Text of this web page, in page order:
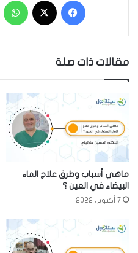
مقالات ذات صلة
ماهي أسباب وطرق علاج الماء
البيضاء في العين ؟
7 أكتوبر، 2022